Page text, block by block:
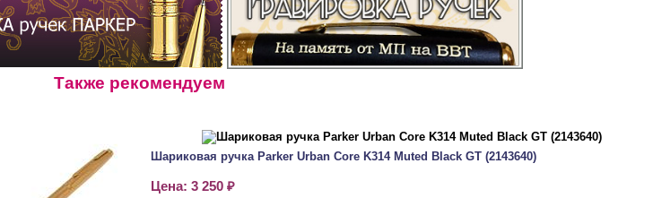
Также рекомендуем
Шариковая ручка Parker Urban Core K314 Muted Black GT (2143640)
Цена: 3 250 ₽